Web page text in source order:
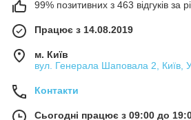
99% позитивних з 463 відгуків за
Працює з 14.08.2019
м. Київ
вул. Генерала Шаповала 2, Київ,
Контакти
Сьогодні працює з 09:00 до